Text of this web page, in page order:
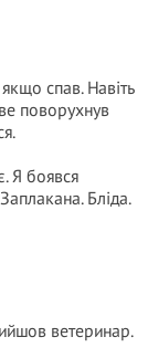
спав. Навіть
поворухнув
Я боявся
Бліда.
ветеринар.